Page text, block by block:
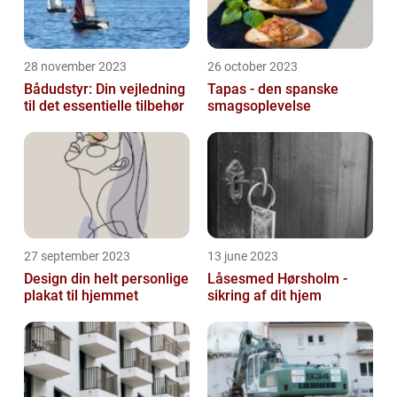
28 november 2023
Bådudstyr: Din vejledning
til det essentielle tilbehør
26 october 2023
Tapas - den spanske
smagsoplevelse
27 september 2023
Design din helt personlige
plakat til hjemmet
13 june 2023
Låsesmed Hørsholm -
sikring af dit hjem